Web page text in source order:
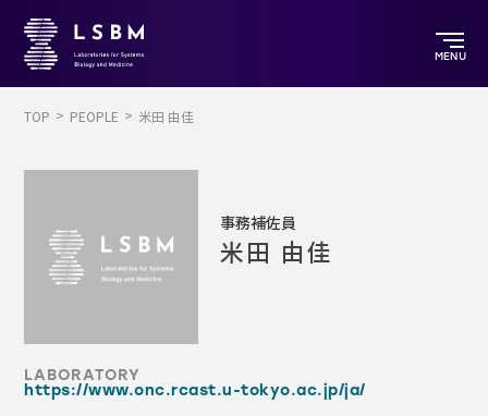
MENU
TOP PEOPLE 米田 由佳
事務補佐員
米田 由佳
LABORATORY
https://www.onc.rcast.u-tokyo.ac.jp/ja/